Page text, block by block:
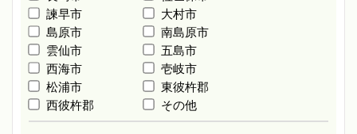
諫早市
大村市
島原市
南島原市
雲仙市
五島市
西海市
壱岐市
松浦市
東彼杵郡
西彼杵郡
その他